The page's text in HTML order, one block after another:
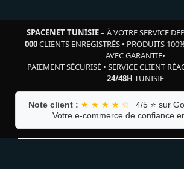
SPACENET TUNISIE– À VOTRE SERVICE
000CLIENTS ENREGISTRÉS• PRODUITS
AVEC GARANTIE•
PAIEMENT SÉCURISÉ • SERVICE CLIENT
24/48H TUNISIE
Note client : ★ ★ ★ ★ ☆
4/5 ⭐ sur
Votre e-commerce de confiance